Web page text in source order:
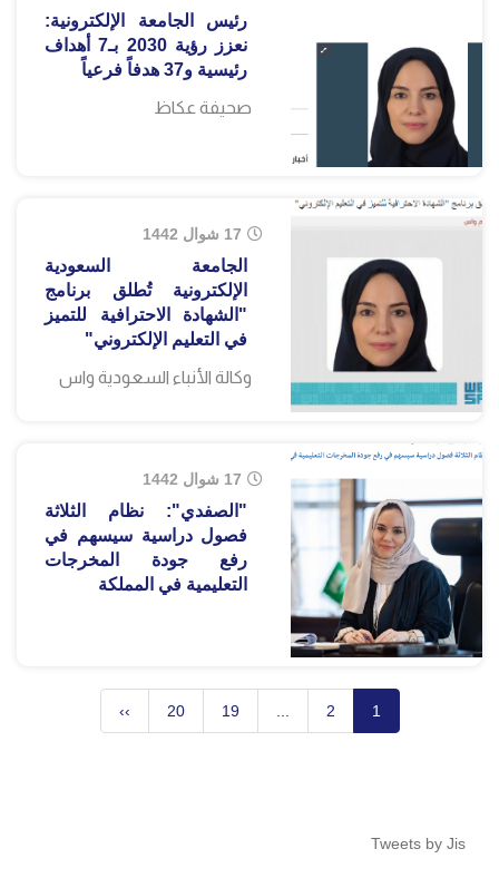
رئيس الجامعة الإلكترونية:
نعزز رؤية 2030 بـ7 أهداف
رئيسية و37 هدفاً فرعياً
صحيفة عكاظ
17 شوال 1442
الجامعة السعودية
الإلكترونية تُطلق برنامج
"الشهادة الاحترافية للتميز
في التعليم الإلكتروني"
وكالة الأنباء السعودية واس
17 شوال 1442
"الصفدي": نظام الثلاثة
فصول دراسية سيسهم في
رفع جودة المخرجات
التعليمية في المملكة
1
2
19
20
››
Tweets by Jis